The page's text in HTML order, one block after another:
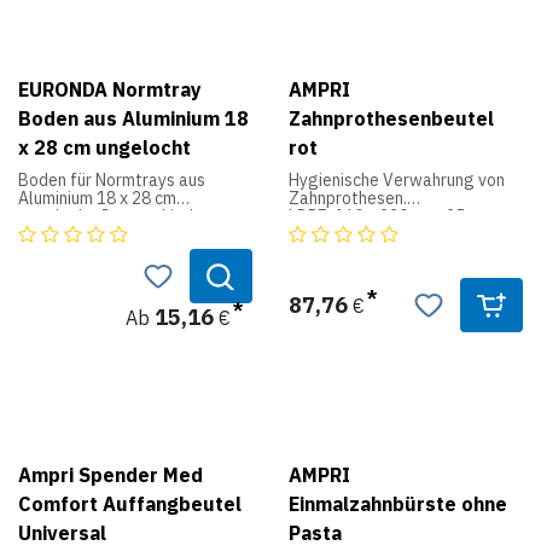
Ethanol, Natriumlaurylsulfat,
Pentanpentol, Flavour, Minzöl,
Sodium Saccharin
Zweckbestimmung:
Mundpfege
EURONDA Normtray
Boden aus Aluminium 18
x 28 cm ungelocht
Boden für Normtrays aus
Aluminium 18 x 28 cm
ungelocht. In verschiedenen
Farben bei uns erhältlich.
Ab 15,16€
AMPRI
Zahnprothesenbeutel
rot
Hygienische Verwahrung von
Zahnprothesen.
LDPE, 160 x 230 mm, 35 mµ
87,76€
Ampri Spender Med
Comfort Auffangbeutel
Universal
AMPRI
Einmalzahnbürste ohne
Pasta